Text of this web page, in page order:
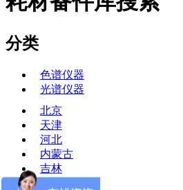
分类
色谱仪器
光谱仪器
北京
天津
河北
内蒙古
吉林